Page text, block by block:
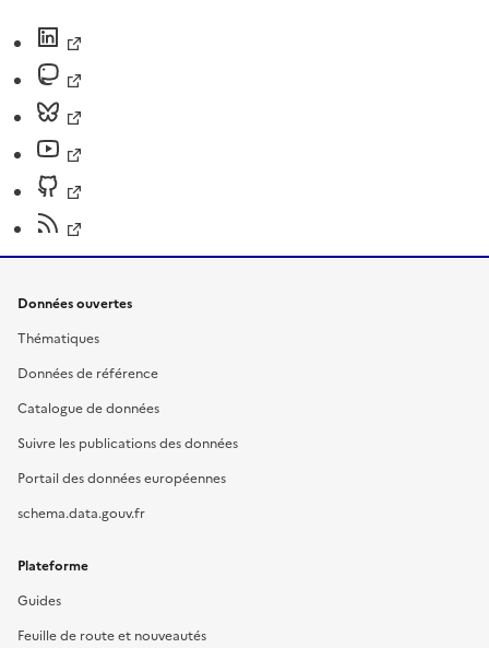
Données ouvertes
Thématiques
Données de référence
Catalogue de données
Suivre les publications des données
Portail des données européennes
schema.data.gouv.fr
Plateforme
Guides
Feuille de route et nouveautés